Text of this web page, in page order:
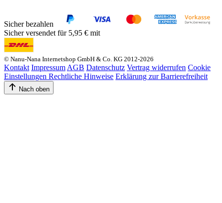
Sicher bezahlen
Sicher versendet für 5,95 € mit
© Nanu-Nana Internetshop GmbH & Co. KG 2012-2026
Kontakt Impressum AGB Datenschutz Vertrag widerrufen Cookie
Einstellungen Rechtliche Hinweise Erklärung zur Barrierefreiheit
Nach oben